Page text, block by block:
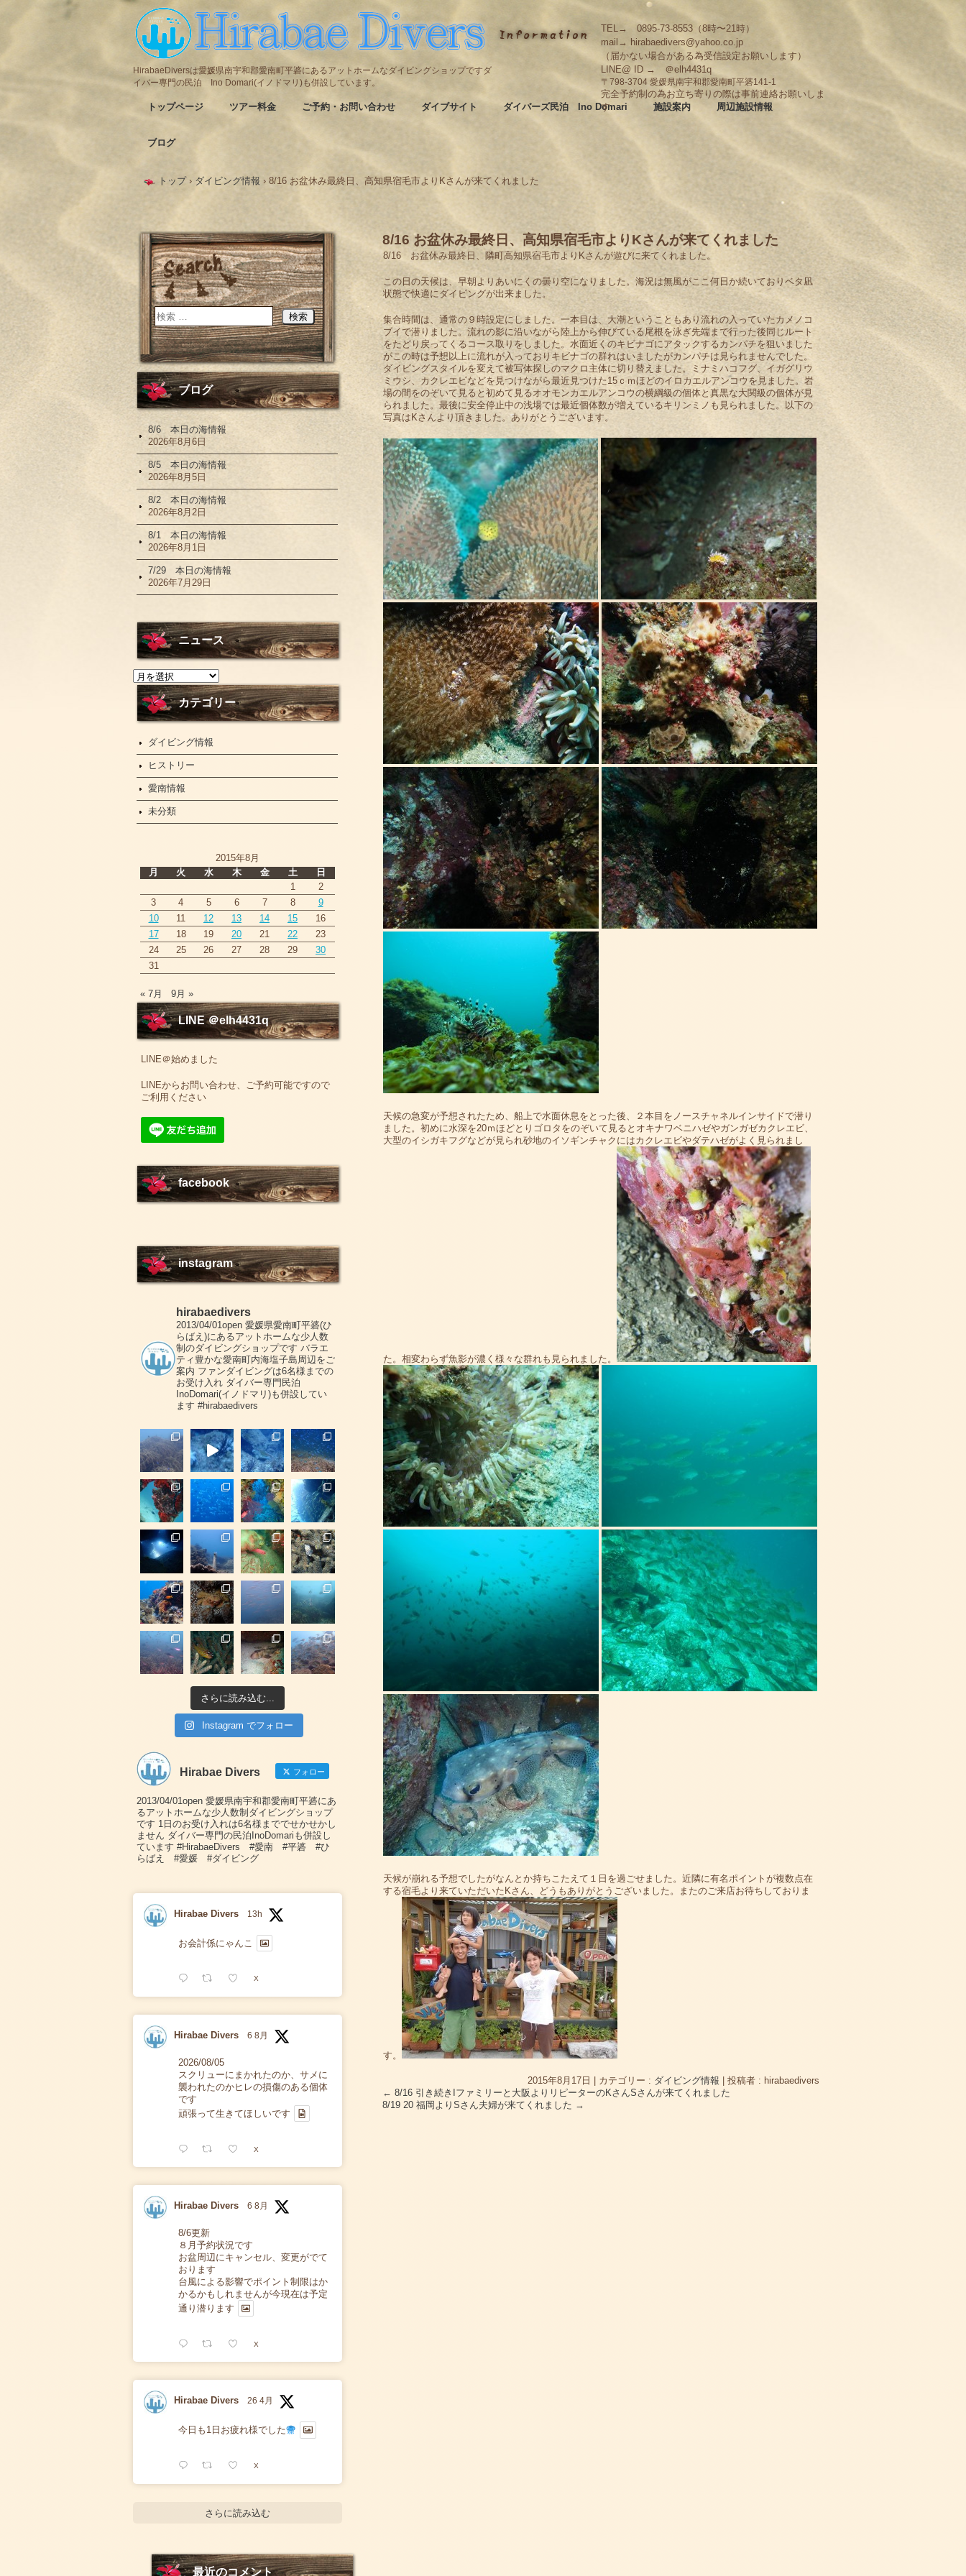
HirabaeDiversは愛媛県南宇和郡愛南町平碆にあるアットホームなダイビングショップですダ
イバー専門の民泊 Ino Domari(イノドマリ)も併設しています。
TEL→ 0895-73-8553（8時〜21時）
mail→ hirabaedivers@yahoo.co.jp
（届かない場合がある為受信設定お願いします）
LINE@ ID → ＠elh4431q
〒798-3704 愛媛県南宇和郡愛南町平碆141-1
完全予約制の為お立ち寄りの際は事前連絡お願いしま
す
トップページ ツアー料金 ご予約・お問い合わせ ダイブサイト ダイバーズ民泊 Ino Domari 施設案内 周辺施設情報
ブログ
トップ › ダイビング情報 › 8/16 お盆休み最終日、高知県宿毛市よりKさんが来てくれました
8/16 お盆休み最終日、高知県宿毛市よりKさんが来てくれました
8/16 お盆休み最終日、隣町高知県宿毛市よりKさんが遊びに来てくれました。
この日の天候は、早朝よりあいにくの曇り空になりました。海況は無風がここ何日か続いておりベタ凪
状態で快適にダイビングが出来ました。
集合時間は、通常の９時設定にしました。一本目は、大潮ということもあり流れの入っていたカメノコ
ブイで潜りました。流れの影に沿いながら陸上から伸びている尾根を泳ぎ先端まで行った後同じルート
をたどり戻ってくるコース取りをしました。水面近くのキビナゴにアタックするカンパチを狙いました
がこの時は予想以上に流れが入っておりキビナゴの群れはいましたがカンパチは見られませんでした。
ダイビングスタイルを変えて被写体探しのマクロ主体に切り替えました。ミナミハコフグ、イガグリウ
ミウシ、カクレエビなどを見つけながら最近見つけた15ｃｍほどのイロカエルアンコウを見ました。岩
場の間をのぞいて見ると初めて見るオオモンカエルアンコウの横綱級の個体と真黒な大関級の個体が見
られました。最後に安全停止中の浅場では最近個体数が増えているキリンミノも見られました。以下の
写真はKさんより頂きました。ありがとうございます。
天候の急変が予想されたため、船上で水面休息をとった後、２本目をノースチャネルインサイドで潜り
ました。初めに水深を20ｍほどとりゴロタをのぞいて見るとオキナワベニハゼやガンガゼカクレエビ、
大型のイシガキフグなどが見られ砂地のイソギンチャクにはカクレエビやダテハゼがよく見られまし
た。相変わらず魚影が濃く様々な群れも見られました。
天候が崩れる予想でしたがなんとか持ちこたえて１日を過ごせました。近隣に有名ポイントが複数点在
する宿毛より来ていただいたKさん、どうもありがとうございました。またのご来店お待ちしておりま
す。
2015年8月17日 カテゴリー : ダイビング情報
投稿者 : hirabaedivers
← 8/16 引き続きIファミリーと大阪よりリピーターのKさんSさんが来てくれました
8/19 20 福岡よりSさん夫婦が来てくれました →
ブログ
8/6 本日の海情報
2026年8月6日
8/5 本日の海情報
2026年8月5日
8/2 本日の海情報
2026年8月2日
8/1 本日の海情報
2026年8月1日
7/29 本日の海情報
2026年7月29日
ニュース
ニ
ュ
ー
カテゴリー
ダイビング情報
ヒストリー
愛南情報
未分類
2015年8月
月
火 水 木 金 土
日
1
2
3
4 5 6 7 8
9
10
11 12 13 14 15
16
17
18 19 20 21 22
23
24
25 26 27 28 29
30
31
« 7月 9月 »
LINE ＠elh4431q
LINE＠始めました
LINEからお問い合わせ、ご予約可能ですので
ご利用ください
facebook
instagram
hirabaedivers
2013/04/01open愛媛県愛南町平碆(ひ
らばえ)にあるアットホームな少人数
制のダイビングショップです バラエ
ティ豊かな愛南町内海塩子島周辺をご
案内 ファンダイビングは6名様までの
お受け入れダイバー専門民泊
InoDomari(イノドマリ)も併設してい
ます #hirabaedivers
さらに読み込む...
Instagram でフォロー
Hirabae Divers フォロー
2013/04/01open 愛媛県南宇和郡愛南町平碆にあ
るアットホームな少人数制ダイビングショップ
です 1日のお受け入れは6名様まででせかせかし
ません ダイバー専門の民泊InoDomariも併設し
ています #HirabaeDivers #愛南 #平碆 #ひ
らばえ #愛媛 #ダイビング
Hirabae Divers 13h
お会計係にゃんこ
X
Hirabae Divers 6 8月
2026/08/05
スクリューにまかれたのか、サメに
襲われたのかヒレの損傷のある個体
です
頑張って生きてほしいです
X
Hirabae Divers 6 8月
8/6更新
８月予約状況です
お盆周辺にキャンセル、変更がでて
おります
台風による影響でポイント制限はか
かるかもしれませんが今現在は予定
通り潜ります
X
Hirabae Divers 26 4月
今日も1日お疲れ様でした
X
さらに読み込む
最近のコメント